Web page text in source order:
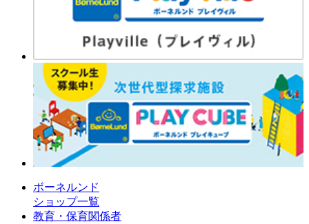
ボーネルンド
ショップ一覧
教育・保育関係者